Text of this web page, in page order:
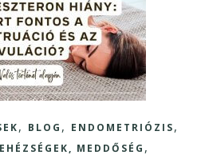
, BLOG , ENDOMETRIÓZIS,
MEDDŐSÉG ,